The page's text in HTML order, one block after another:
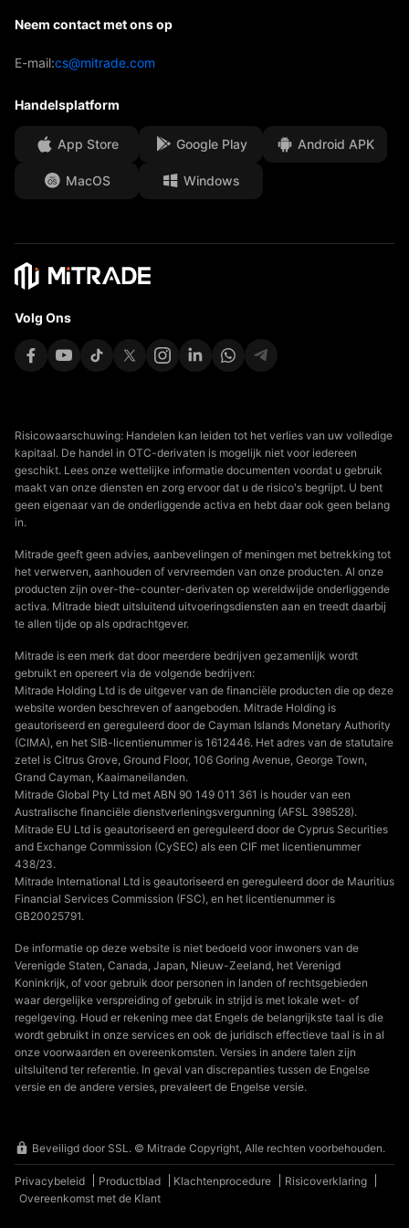
Neem contact met ons op
E-mail:cs@mitrade.com
Handelsplatform
App Store Google Play Android APK
MacOS Windows
Volg Ons
Risicowaarschuwing: Handelen kan leiden tot het verlies van uw volledige
kapitaal. De handel in OTC-derivaten is mogelijk niet voor iedereen
geschikt. Lees onze wettelijke informatie documenten voordat u gebruik
maakt van onze diensten en zorg ervoor dat u de risico's begrijpt. U bent
geen eigenaar van de onderliggende activa en hebt daar ook geen belang
in.
Mitrade geeft geen advies, aanbevelingen of meningen met betrekking tot
het verwerven, aanhouden of vervreemden van onze producten. Al onze
producten zijn over-the-counter-derivaten op wereldwijde onderliggende
activa. Mitrade biedt uitsluitend uitvoeringsdiensten aan en treedt daarbij
te allen tijde op als opdrachtgever.
Mitrade is een merk dat door meerdere bedrijven gezamenlijk wordt
gebruikt en opereert via de volgende bedrijven:
Mitrade Holding Ltd is de uitgever van de financiële producten die op deze
website worden beschreven of aangeboden. Mitrade Holding is
geautoriseerd en gereguleerd door de Cayman Islands Monetary Authority
(CIMA), en het SIB-licentienummer is 1612446. Het adres van de statutaire
zetel is Citrus Grove, Ground Floor, 106 Goring Avenue, George Town,
Grand Cayman, Kaaimaneilanden.
Mitrade Global Pty Ltd met ABN 90 149 011 361 is houder van een
Australische financiële dienstverleningsvergunning (AFSL 398528).
Mitrade EU Ltd is geautoriseerd en gereguleerd door de Cyprus Securities
and Exchange Commission (CySEC) als een CIF met licentienummer
438/23.
Mitrade International Ltd is geautoriseerd en gereguleerd door de Mauritius
Financial Services Commission (FSC), en het licentienummer is
GB20025791.
De informatie op deze website is niet bedoeld voor inwoners van de
Verenigde Staten, Canada, Japan, Nieuw-Zeeland, het Verenigd
Koninkrijk, of voor gebruik door personen in landen of rechtsgebieden
waar dergelijke verspreiding of gebruik in strijd is met lokale wet- of
regelgeving. Houd er rekening mee dat Engels de belangrijkste taal is die
wordt gebruikt in onze services en ook de juridisch effectieve taal is in al
onze voorwaarden en overeenkomsten. Versies in andere talen zijn
uitsluitend ter referentie. In geval van discrepanties tussen de Engelse
versie en de andere versies, prevaleert de Engelse versie.
Beveiligd door SSL. © Mitrade Copyright, Alle rechten voorbehouden.
Privacybeleid Productblad Klachtenprocedure
Risicoverklaring
Overeenkomst met de Klant